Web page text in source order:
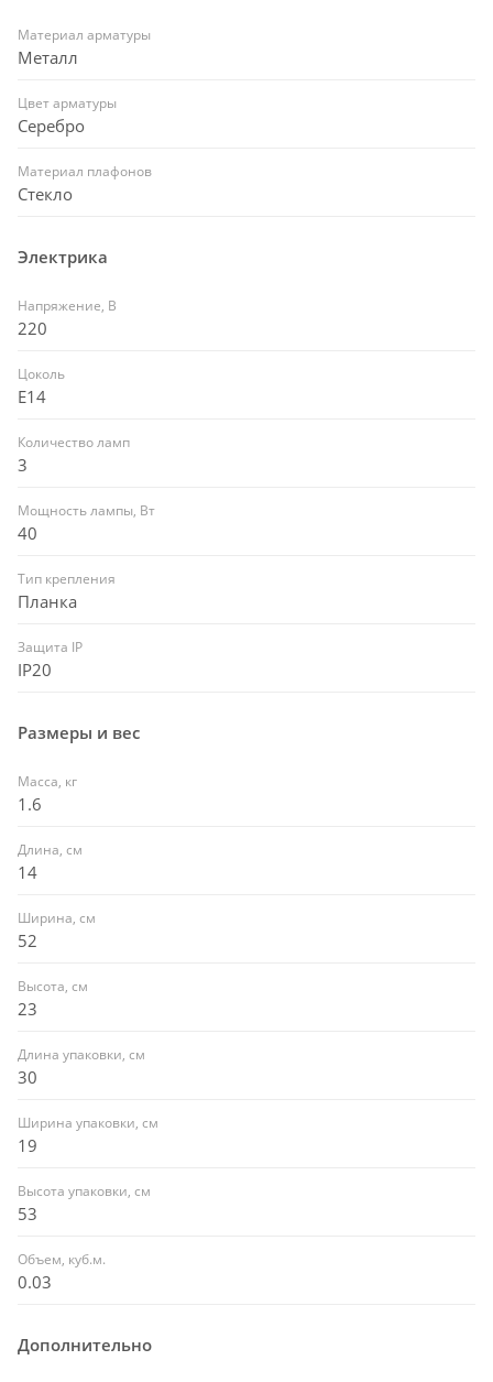
Материал арматуры
Металл
Цвет арматуры
Серебро
Материал плафонов
Стекло
Электрика
Напряжение, В
220
Цоколь
E14
Количество ламп
3
Мощность лампы, Вт
40
Тип крепления
Планка
Защита IP
IP20
Размеры и вес
Масса, кг
1.6
Длина, см
14
Ширина, см
52
Высота, см
23
Длина упаковки, см
30
Ширина упаковки, см
19
Высота упаковки, см
53
Объем, куб.м.
0.03
Дополнительно